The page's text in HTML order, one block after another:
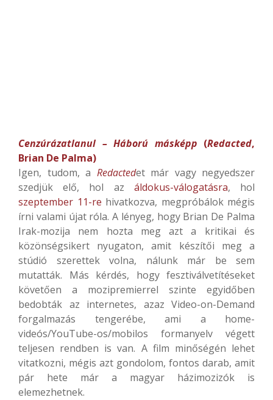
Cenzúrázatlanul – Háború másképp (Redacted,
Brian De Palma)
Igen, tudom, a Redactedet már vagy negyedszer
szedjük elő, hol az áldokus-válogatásra, hol
szeptember 11-re hivatkozva, megpróbálok mégis
írni valami újat róla. A lényeg, hogy Brian De Palma
Irak-mozija nem hozta meg azt a kritikai és
közönségsikert nyugaton, amit készítői meg a
stúdió szerettek volna, nálunk már be sem
mutatták. Más kérdés, hogy fesztiválvetítéseket
követően a mozipremierrel szinte egyidőben
bedobták az internetes, azaz Video-on-Demand
forgalmazás tengerébe, ami a home-
videós/YouTube-os/mobilos formanyelv végett
teljesen rendben is van. A film minőségén lehet
vitatkozni, mégis azt gondolom, fontos darab, amit
pár hete már a magyar házimozizók is
elemezhetnek.